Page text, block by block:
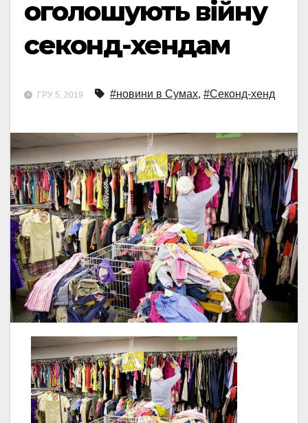
оголошують війну
секонд-хендам
ГРУ 5, 2019 #новини в Сумах, #Секонд-хенд